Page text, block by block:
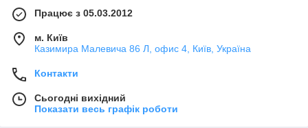
Працює з 05.03.2012
м. Київ
Казимира Малевича 86 Л, офис 4, Київ, Україна
Контакти
Сьогодні вихідний
Показати весь графік роботи